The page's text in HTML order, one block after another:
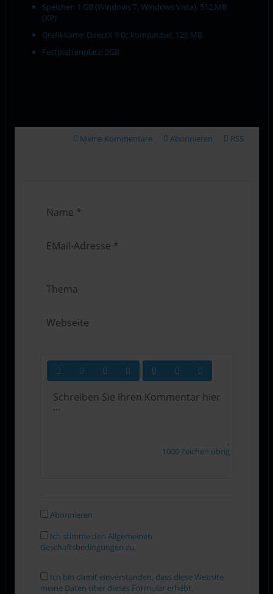
Speicher: 1 GB (Windows 7, Windows Vista), 512 MB
(XP)
Grafikkarte: DirectX 9.0c kompatibel, 128 MB
Festplattenplatz: 2GB
Meine Kommentare Abonnieren RSS
1000Zeichen übrig
Abonnieren
Ich stimme den Allgemeinen
Geschäftsbedingungen zu.
Ich bin damit einverstanden, dass diese Website
meine Daten über dieses Formular erhebt.